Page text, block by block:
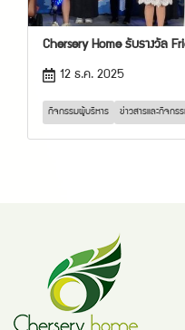
Chersery Home รับรางวัล
12 ธ.ค. 2025
กิจกรรมผู้บริหาร ข่าวสารและกิจกรร